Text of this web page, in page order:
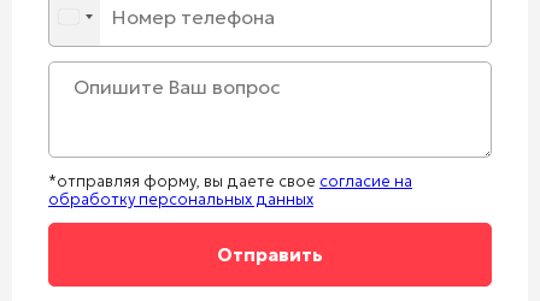
*отправляя форму, вы даете свое согласие на
обработку персональных данных